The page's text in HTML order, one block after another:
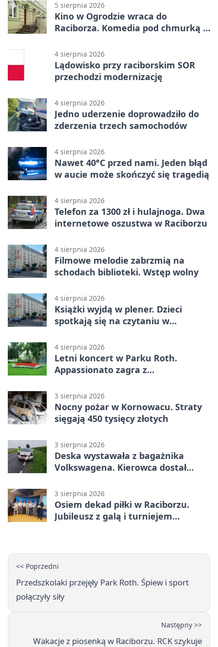
5 sierpnia 2026
Kino w Ogrodzie wraca do
Raciborza. Komedia pod chmurką w
4 sierpnia 2026
Lądowisko przy raciborskim SOR
przechodzi modernizację
4 sierpnia 2026
Jedno uderzenie doprowadziło do
zderzenia trzech samochodów
4 sierpnia 2026
Nawet 40°C przed nami. Jeden błąd
w aucie może skończyć się tragedią
4 sierpnia 2026
Telefon za 1300 zł i hulajnoga. Dwa
internetowe oszustwa w Raciborzu
4 sierpnia 2026
Filmowe melodie zabrzmią na
schodach biblioteki. Wstęp wolny
4 sierpnia 2026
Książki wyjdą w plener. Dzieci
spotkają się na czytaniu w
4 sierpnia 2026
Letni koncert w Parku Roth.
Appassionato zagra z
3 sierpnia 2026
Nocny pożar w Kornowacu. Straty
sięgają 450 tysięcy złotych
3 sierpnia 2026
Deska wystawała z bagażnika
Volkswagena. Kierowca dostał
3 sierpnia 2026
Osiem dekad piłki w Raciborzu.
Jubileusz z galą i turniejem
<< Poprzedni
Przedszkolaki przejęły Park Roth. Śpiew i sport
połączyły siły
Następny >>
Wakacje z piosenką w Raciborzu. RCK szykuje